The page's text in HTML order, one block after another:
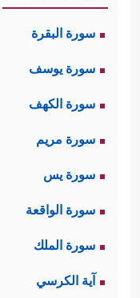
سورة البقرة
سورة يوسف
سورة الكهف
سورة مريم
سورة يس
سورة الواقعة
سورة الملك
آية الكرسي